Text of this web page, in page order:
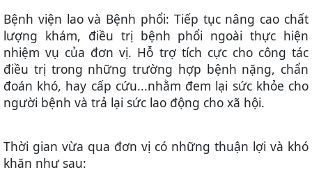
Bệnh viện lao và Bệnh phổi: Tiếp tục nâng cao chất
lượng khám, điều trị bệnh phổi ngoài thực hiện
nhiệm vụ của đơn vị. Hỗ trợ tích cực cho công tác
điều trị trong những trường hợp bệnh nặng, chẩn
đoán khó, hay cấp cứu...nhằm đem lại sức khỏe cho
người bệnh và trả lại sức lao động cho xã hội.
Thời gian vừa qua đơn vị có những thuận lợi và khó
khăn như sau: